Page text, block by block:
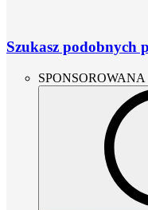
Szukasz podobnych
SPONSOROWANA